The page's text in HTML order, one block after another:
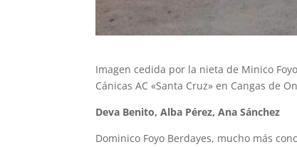
Imagen cedida por la nieta de Minico
Cánicas AC «Santa Cruz» en Cangas de
Deva Benito, Alba Pérez, Ana Sánchez
Dominico Foyo Berdayes, mucho más